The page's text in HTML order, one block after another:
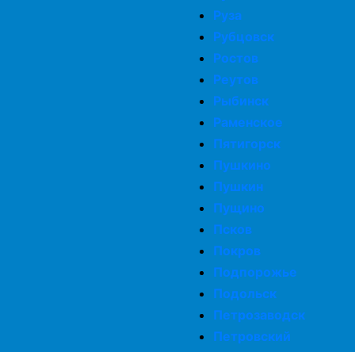
Просушка дома после зимы
Комплексная просушка дома
Просушка подвалов и цоколей
Руза
Рубцовск
Ростов
Реутов
Рыбинск
Раменское
Пятигорск
Пушкино
Пушкин
Пущино
Псков
Покров
Подпорожье
Подольск
Петрозаводск
Петровский